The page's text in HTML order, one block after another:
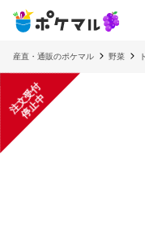
産直・通販のポケマル 野菜
注
文
受
付
停
止
中